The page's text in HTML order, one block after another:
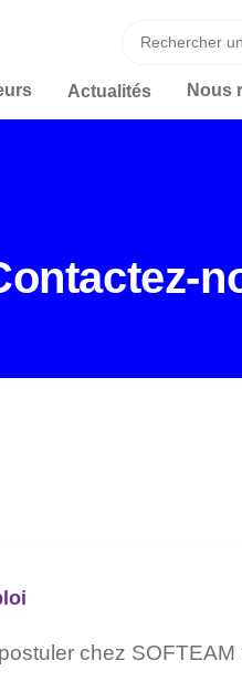
Recherche
Actualités Nous
chez SOFTEAM